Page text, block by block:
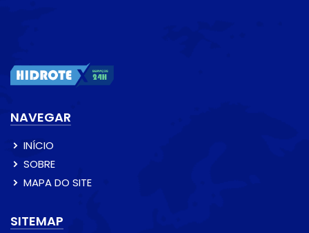
NAVEGAR
INÍCIO
SOBRE
MAPA DO SITE
SITEMAP